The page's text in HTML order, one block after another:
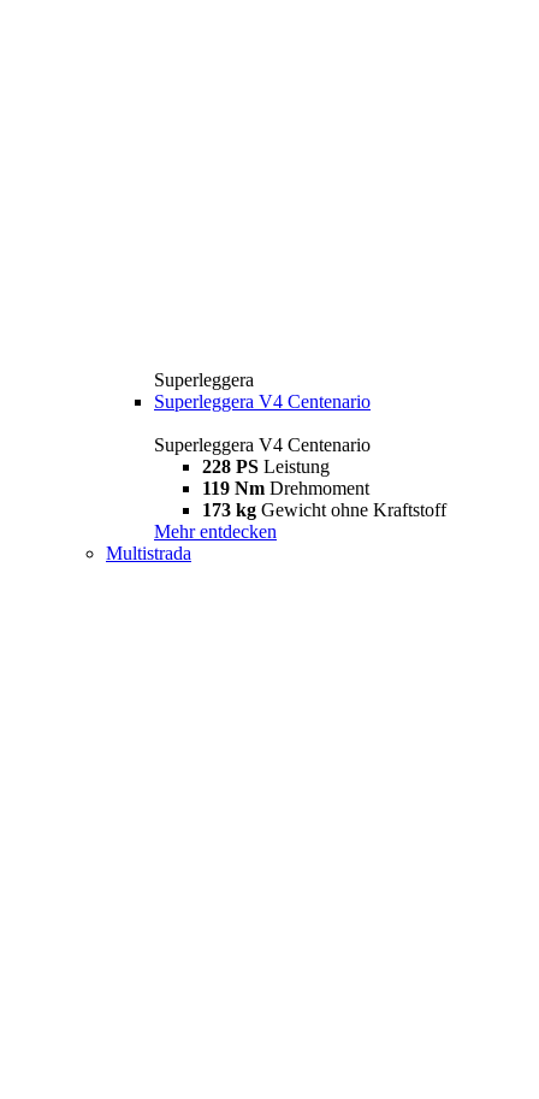
Superleggera
Superleggera V4 Centenario
Superleggera V4 Centenario
228 PS Leistung
119 Nm Drehmoment
173 kg Gewicht ohne Kraftstoff
Mehr entdecken
Multistrada